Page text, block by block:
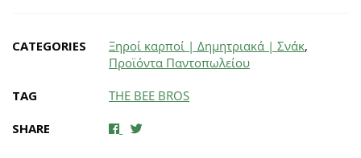
Bee
Bros
CATEGORIES Ξηροί καρποί | Δημητριακά | Σνάκ,
Προϊόντα Παντοπωλείου
TAG THE BEE BROS
SHARE